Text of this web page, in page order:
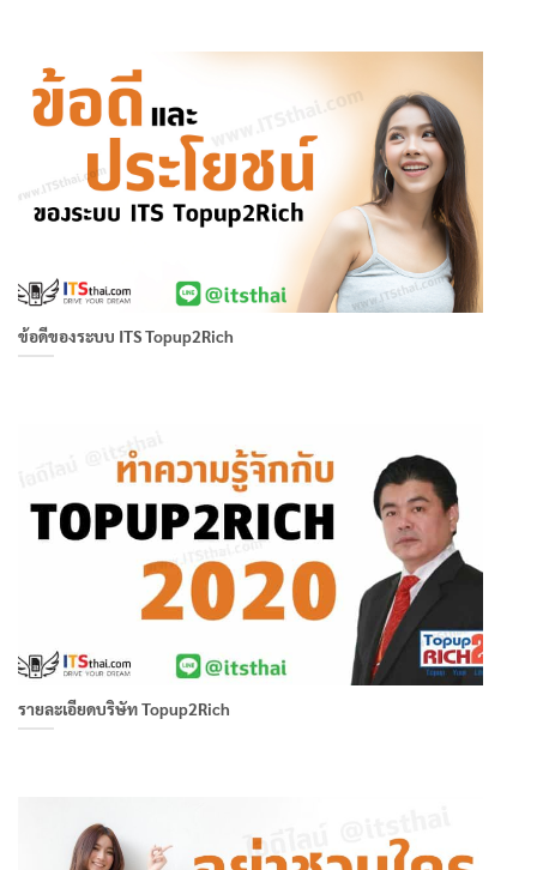
ข้อดีของระบบ ITS Topup2Rich
รายละเอียดบริษัท Topup2Rich